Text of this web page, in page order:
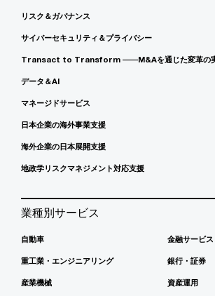
リスク＆ガバナンス
サイバーセキュリティ＆プライバシー
Transact to Transform ――M&Aを通じた変革の
データ＆AI
マネージドサービス
日本企業の海外事業支援
海外企業の日本展開支援
地政学リスクマネジメント対応支援
業種別サービス
自動車
重工業・エンジニアリング
産業機械
金融サービス
銀行・証券
資産運用